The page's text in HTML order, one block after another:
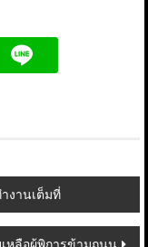
งานเต็มที่